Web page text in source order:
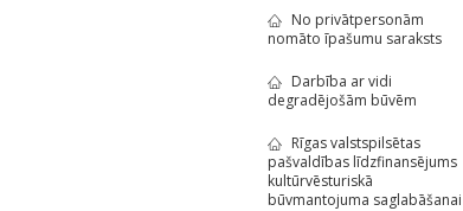
No privātpersonām
nomāto īpašumu saraksts
Darbība ar vidi
degradējošām būvēm
Rīgas valstspilsētas
pašvaldības līdzfinansējums
kultūrvēsturiskā
būvmantojuma saglabāšanai